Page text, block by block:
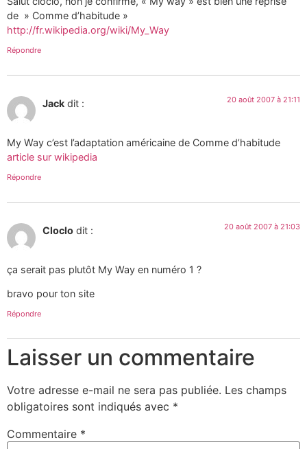
de » Comme d’habitude »
http://fr.wikipedia.org/wiki/My_Way
Répondre
Jack dit : 20 août 2007 à 21:11
My Way c’est l’adaptation américaine de Comme d’habitude
article sur wikipedia
Répondre
Cloclo dit : 20 août 2007 à 21:03
ça serait pas plutôt My Way en numéro 1 ?
bravo pour ton site
Répondre
Laisser un commentaire
Votre adresse e-mail ne sera pas publiée. Les champs
obligatoires sont indiqués avec *
Commentaire *